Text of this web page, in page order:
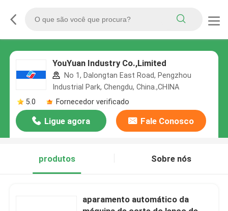
YouYuan Industry Co.,Limited
No 1, Dalongtan East Road, Pengzhou
Industrial Park, Chengdu, China.,CHINA
5.0
Fornecedor verificado
Ligue agora Fale Conosco
produtos Sobre nós
aparamento automático da